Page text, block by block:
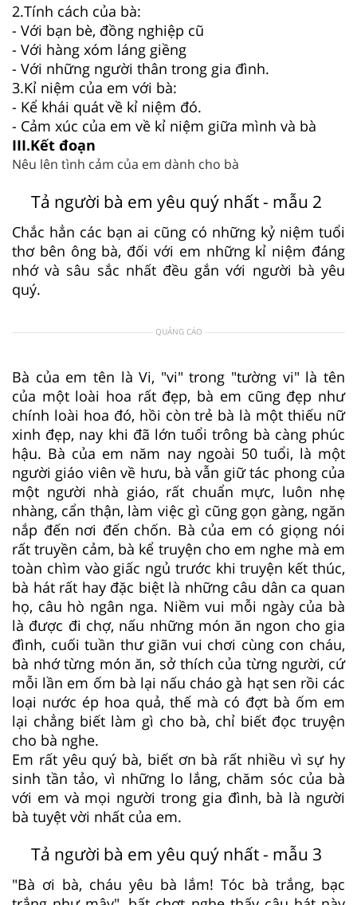
2.Tính cách của bà:
- Với bạn bè, đồng nghiệp cũ
- Với hàng xóm láng giềng
- Với những người thân trong gia đình.
3.Kỉ niệm của em với bà:
- Kể khái quát về kỉ niệm đó.
- Cảm xúc của em về kỉ niệm giữa mình và bà
III.Kết đoạn
Nêu lên tình cảm của em dành cho bà
Tả người bà em yêu quý nhất - mẫu 2
Chắc hẳn các bạn ai cũng có những kỷ niệm tuổi
thơ bên ông bà, đối với em những kỉ niệm đáng
nhớ và sâu sắc nhất đều gắn với người bà yêu
quý.
QUẢNG CÁO
Bà của em tên là Vi, "vi" trong "tường vi" là tên
của một loài hoa rất đẹp, bà em cũng đẹp như
chính loài hoa đó, hồi còn trẻ bà là một thiếu nữ
xinh đẹp, nay khi đã lớn tuổi trông bà càng phúc
hậu. Bà của em năm nay ngoài 50 tuổi, là một
người giáo viên về hưu, bà vẫn giữ tác phong của
một người nhà giáo, rất chuẩn mực, luôn nhẹ
nhàng, cẩn thận, làm việc gì cũng gọn gàng, ngăn
nắp đến nơi đến chốn. Bà của em có giọng nói
rất truyền cảm, bà kể truyện cho em nghe mà em
toàn chìm vào giấc ngủ trước khi truyện kết thúc,
bà hát rất hay đặc biệt là những câu dân ca quan
họ, câu hò ngân nga. Niềm vui mỗi ngày của bà
là được đi chợ, nấu những món ăn ngon cho gia
đình, cuối tuần thư giãn vui chơi cùng con cháu,
bà nhớ từng món ăn, sở thích của từng người, cứ
mỗi lần em ốm bà lại nấu cháo gà hạt sen rồi các
loại nước ép hoa quả, thế mà có đợt bà ốm em
lại chẳng biết làm gì cho bà, chỉ biết đọc truyện
cho bà nghe.
Em rất yêu quý bà, biết ơn bà rất nhiều vì sự hy
sinh tần tảo, vì những lo lắng, chăm sóc của bà
với em và mọi người trong gia đình, bà là người
bà tuyệt vời nhất của em.
Tả người bà em yêu quý nhất - mẫu 3
"Bà ơi bà, cháu yêu bà lắm! Tóc bà trắng, bạc